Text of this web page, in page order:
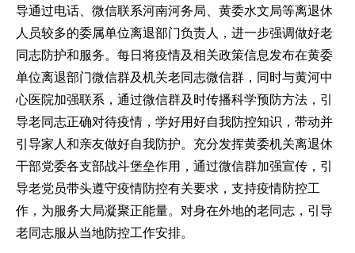
导通过电话、微信联系河南河务局、黄委水文局等离退休
人员较多的委属单位离退部门负责人，进一步强调做好老
同志防护和服务。每日将疫情及相关政策信息发布在黄委
单位离退部门微信群及机关老同志微信群，同时与黄河中
心医院加强联系，通过微信群及时传播科学预防方法，引
导老同志正确对待疫情，学好用好自我防控知识，带动并
引导家人和亲友做好自我防护。充分发挥黄委机关离退休
干部党委各支部战斗堡垒作用，通过微信群加强宣传，引
导老党员带头遵守疫情防控有关要求，支持疫情防控工
作，为服务大局凝聚正能量。对身在外地的老同志，引导
老同志服从当地防控工作安排。